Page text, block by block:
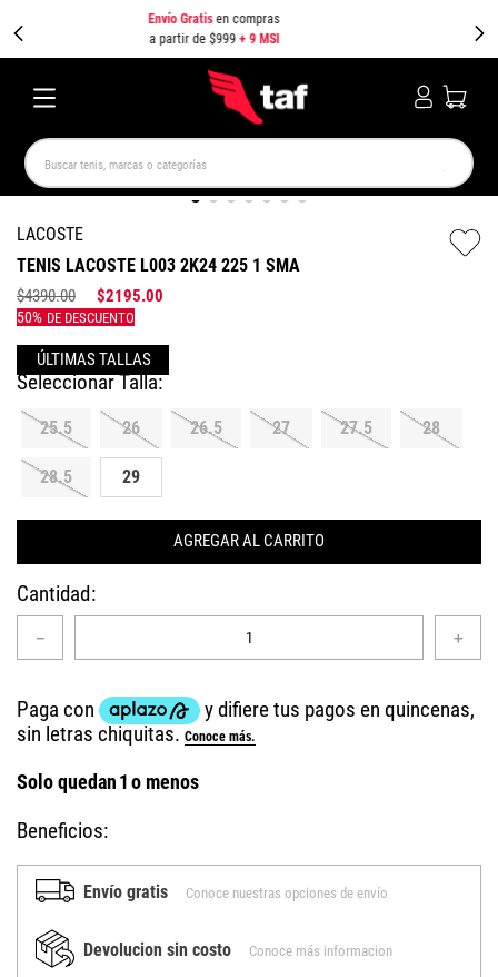
Envío gratisrecogiendo en tienda TAF
Buscar tenis, marcas o categorías
LACOSTE
TENIS LACOSTE L003 2K24 225 1 SMA
$4390.00 $2195.00
25.5 26 26.5 27 27.5 28
28.5 29
AGREGAR AL CARRITO
Cantidad
＋
－
Solo quedan 1 o menos
Beneficios:
Envío gratis Conoce nuestras opciones de envío
Devolucion sin costo Conoce más informacion
NEW BALANCE
PUMA SPEEDCAT